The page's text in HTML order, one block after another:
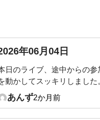
年06月04日
日のライブ、途中からの
動かしてスッキリしまし
を見ながら毎日少しずつ続け
あんず2か月前